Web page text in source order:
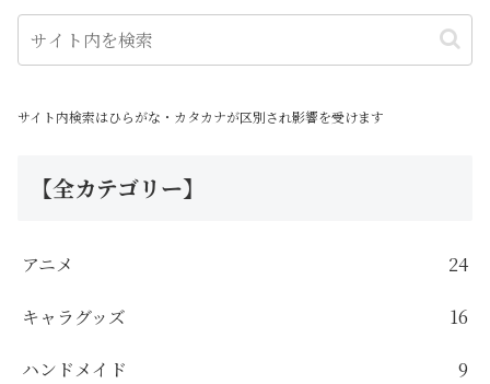
サイト内検索はひらがな・カタカナが区別され影響を受けます
【全カテゴリー】
アニメ 24
キャラグッズ 16
ハンドメイド 9